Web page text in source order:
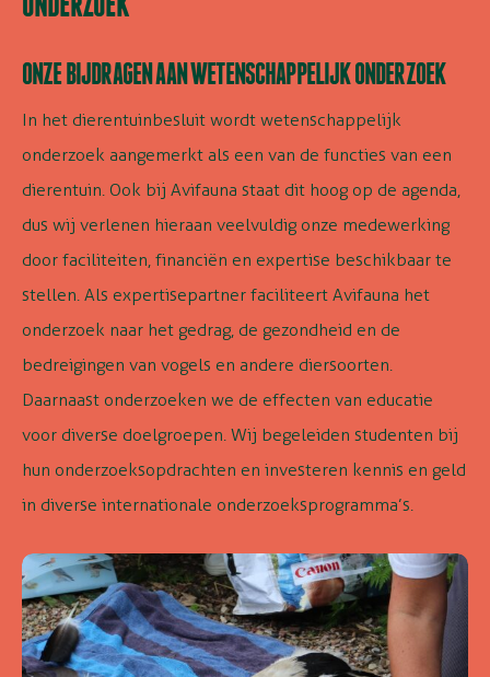
ONZE BIJDRAGEN AAN WETENSCHAPPELIJK ONDERZOEK
In het dierentuinbesluit wordt wetenschappelijk
onderzoek aangemerkt als een van de functies van een
dierentuin. Ook bij Avifauna staat dit hoog op de agenda,
dus wij verlenen hieraan veelvuldig onze medewerking
door faciliteiten, financiën en expertise beschikbaar te
stellen. Als expertisepartner faciliteert Avifauna het
onderzoek naar het gedrag, de gezondheid en de
bedreigingen van vogels en andere diersoorten.
Daarnaast onderzoeken we de effecten van educatie
voor diverse doelgroepen. Wij begeleiden studenten bij
hun onderzoeksopdrachten en investeren kennis en geld
in diverse internationale onderzoeksprogramma’s.